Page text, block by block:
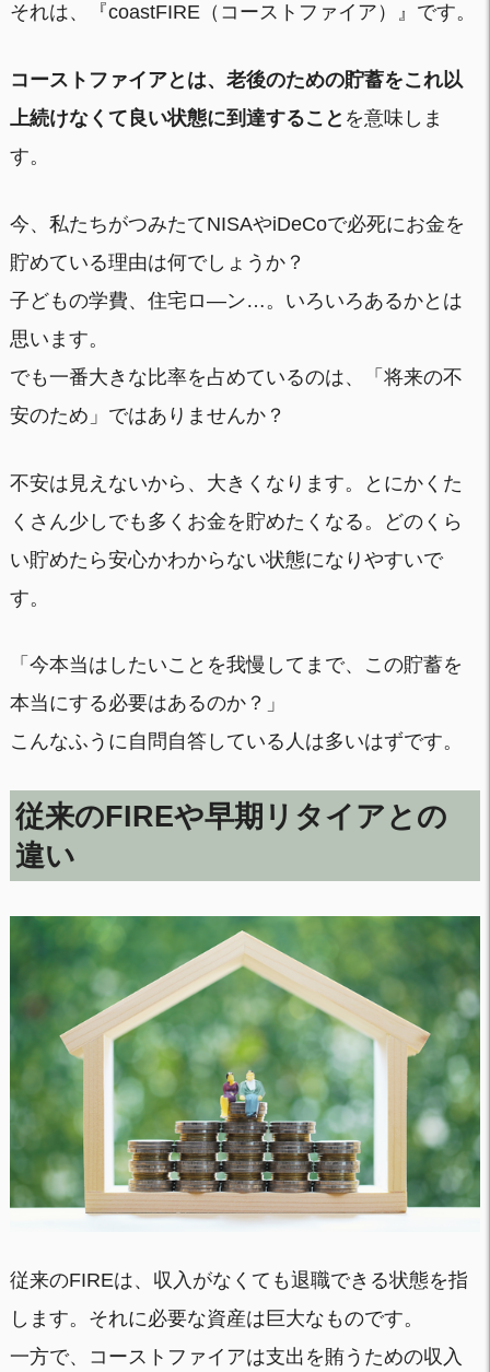
それは、『coastFIRE（コーストファイア）』です。
コーストファイアとは、老後のための貯蓄をこれ以
上続けなくて良い状態に到達すること を意味しま
す。
今、私たちがつみたてNISAやiDeCoで必死にお金を
貯めている理由は何でしょうか？
子どもの学費、住宅ロ―ン…。いろいろあるかとは
思います。
でも一番大きな比率を占めているのは、「将来の不
安のため」ではありませんか？
不安は見えないから、大きくなります。とにかくた
くさん少しでも多くお金を貯めたくなる。どのくら
い貯めたら安心かわからない状態になりやすいで
す。
「今本当はしたいことを我慢してまで、この貯蓄を
本当にする必要はあるのか？」
こんなふうに自問自答している人は多いはずです。
従来のFIREや早期リタイアとの
違い
従来のFIREは、収入がなくても退職できる状態を指
します。それに必要な資産は巨大なものです。
一方で、コーストファイアは支出を賄うための収入